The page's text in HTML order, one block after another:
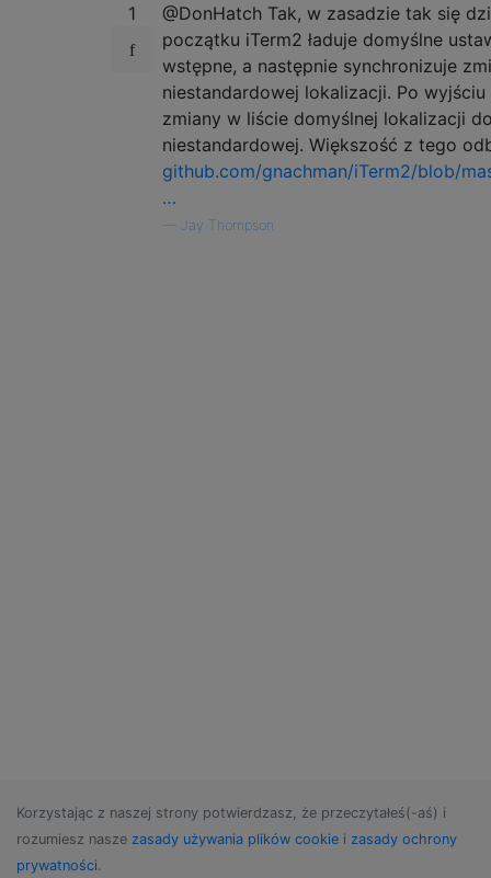
1
@DonHatch Tak, w zasadzie tak się
początku iTerm2 ładuje domyślne
wstępne, a następnie synchronizuje
niestandardowej lokalizacji. Po wyjściu
zmiany w liście domyślnej lokalizacji
niestandardowej. Większość z tego
github.com/gnachman/iTerm2/blob/
…
Jay Thompson
Korzystając z naszej strony potwierdzasz, że przeczytałeś(-aś) i
rozumiesz nasze zasady używania plików cookie i zasady ochrony
prywatności.